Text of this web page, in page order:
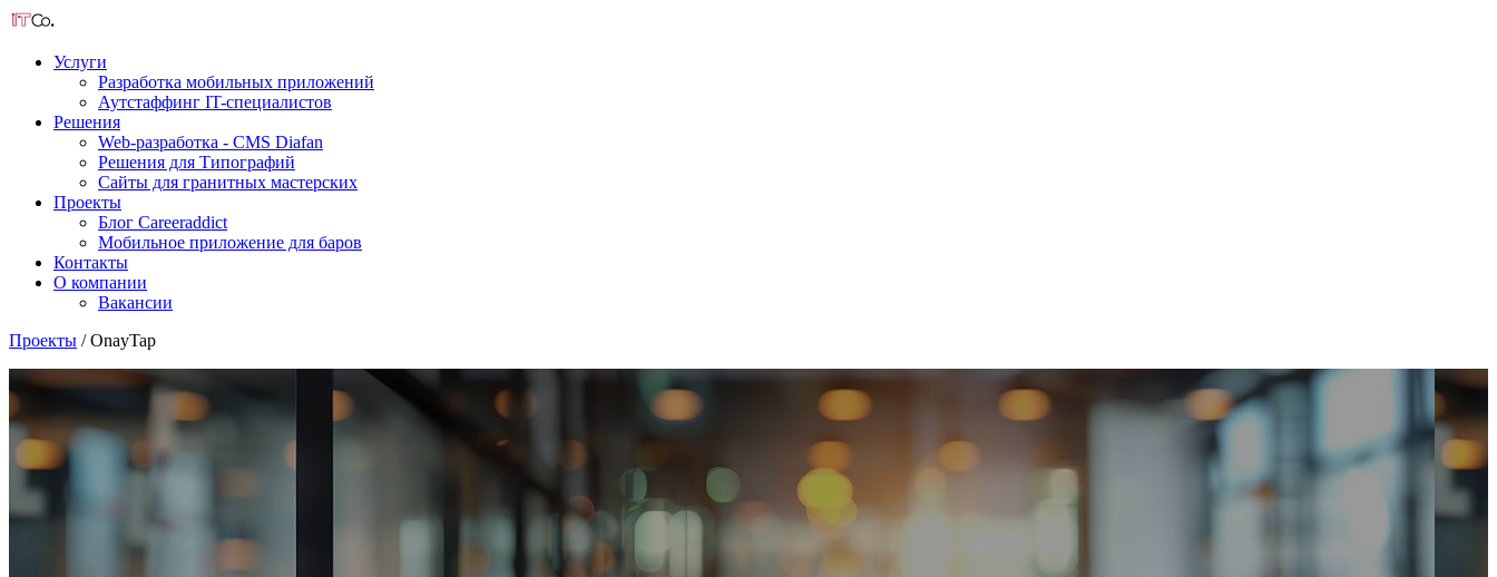
Услуги
Разработка мобильных приложений
Аутстаффинг IT-специалистов
Решения
Web-разработка - CMS Diafan
Решения для Типографий
Сайты для гранитных мастерских
Проекты
Блог Careeraddict
Мобильное приложение для баров
Контакты
О компании
Вакансии
Проекты / OnayTap